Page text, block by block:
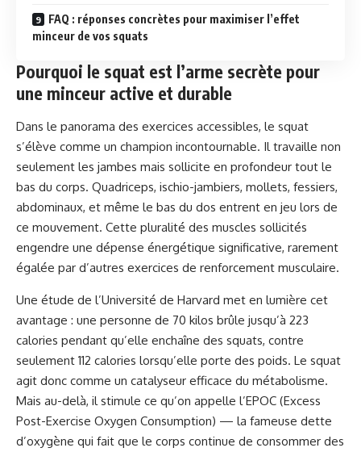
FAQ : réponses concrètes pour maximiser l’effet
minceur de vos squats
Pourquoi le squat est l’arme secrète pour
une minceur active et durable
Dans le panorama des exercices accessibles, le squat
s’élève comme un champion incontournable. Il travaille non
seulement les jambes mais sollicite en profondeur tout le
bas du corps. Quadriceps, ischio-jambiers, mollets, fessiers,
abdominaux, et même le bas du dos entrent en jeu lors de
ce mouvement. Cette pluralité des muscles sollicités
engendre une dépense énergétique significative, rarement
égalée par d’autres exercices de renforcement musculaire.
Une étude de l’Université de Harvard met en lumière cet
avantage : une personne de 70 kilos brûle jusqu’à 223
calories pendant qu’elle enchaîne des squats, contre
seulement 112 calories lorsqu’elle porte des poids. Le squat
agit donc comme un catalyseur efficace du métabolisme.
Mais au-delà, il stimule ce qu’on appelle l’EPOC (Excess
Post-Exercise Oxygen Consumption) — la fameuse dette
d’oxygène qui fait que le corps continue de consommer des